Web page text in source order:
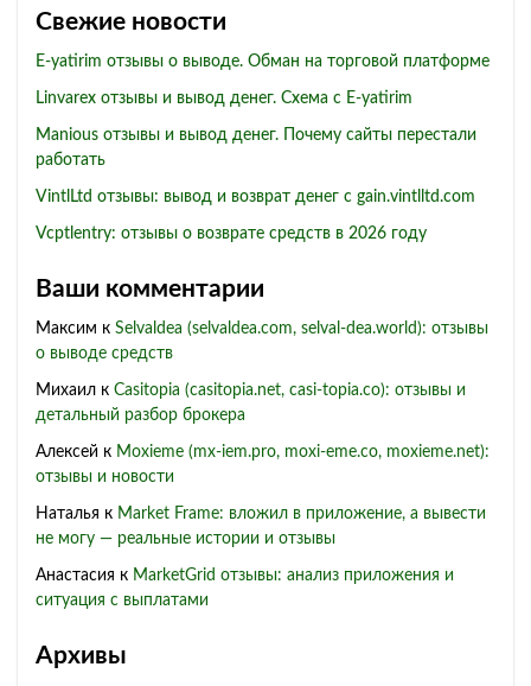
Свежие новости
E-yatirim отзывы о выводе. Обман на торговой платформе
Linvarex отзывы и вывод денег. Схема с E-yatirim
Manious отзывы и вывод денег. Почему сайты перестали
работать
VintlLtd отзывы: вывод и возврат денег с gain.vintlltd.com
Vcptlentry: отзывы о возврате средств в 2026 году
Ваши комментарии
Максим к Selvaldea (selvaldea.com, selval-dea.world): отзывы
о выводе средств
Михаил к Casitopia (casitopia.net, casi-topia.co): отзывы и
детальный разбор брокера
Алексей к Moxieme (mx-iem.pro, moxi-eme.co, moxieme.net):
отзывы и новости
Наталья к Market Frame: вложил в приложение, а вывести
не могу — реальные истории и отзывы
Анастасия к MarketGrid отзывы: анализ приложения и
ситуация с выплатами
Архивы